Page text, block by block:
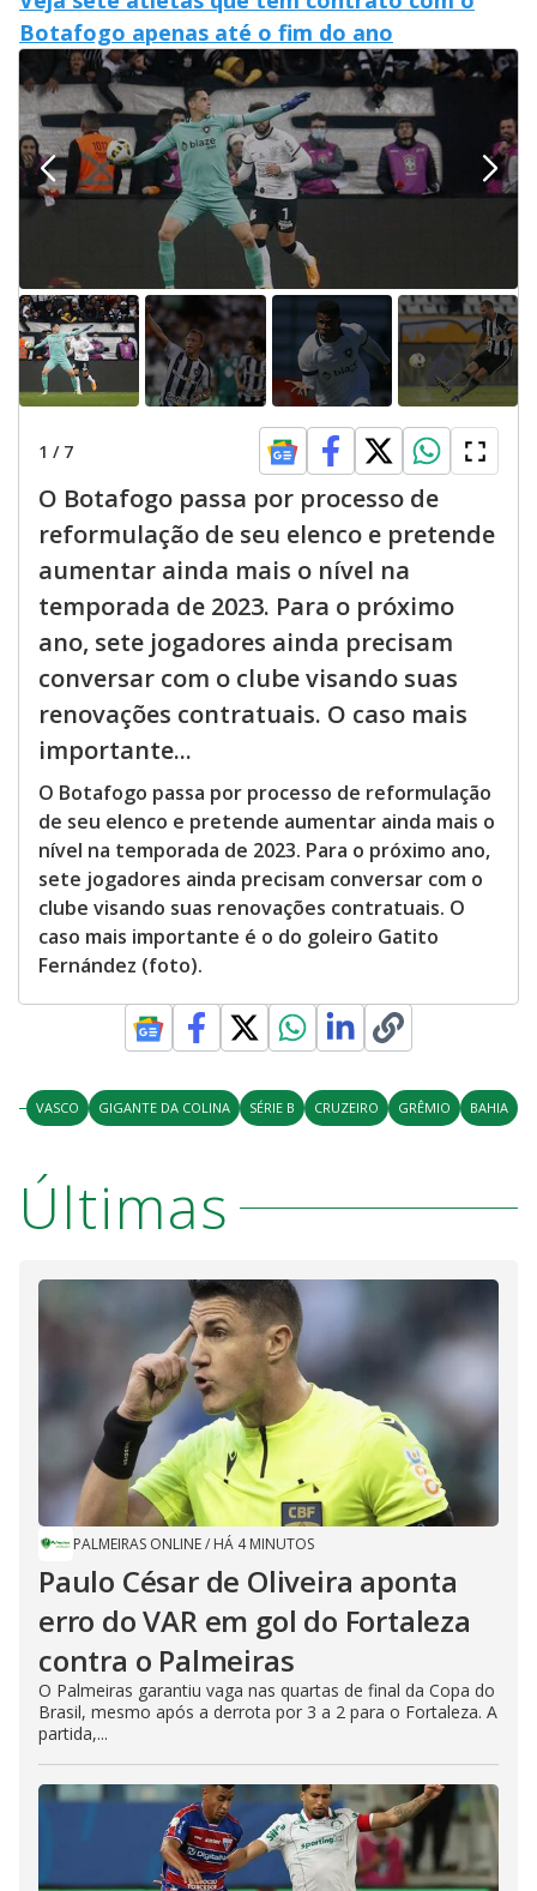
Botafogo apenas até o fim do ano
1 / 7
O Botafogo passa por processo de
reformulação de seu elenco e pretende
aumentar ainda mais o nível na
temporada de 2023. Para o próximo
ano, sete jogadores ainda precisam
conversar com o clube visando suas
renovações contratuais. O caso mais
importante...
O Botafogo passa por processo de reformulação
de seu elenco e pretende aumentar ainda mais o
nível na temporada de 2023. Para o próximo ano,
sete jogadores ainda precisam conversar com o
clube visando suas renovações contratuais. O
caso mais importante é o do goleiro Gatito
Fernández (foto).
VASCO GIGANTE DA COLINA SÉRIE B CRUZEIRO GRÊMIO BAHIA
Últimas
PALMEIRAS ONLINE/ HÁ 4 MINUTOS
Paulo César de Oliveira aponta
erro do VAR em gol do Fortaleza
contra o Palmeiras
O Palmeiras garantiu vaga nas quartas de final da Copa do
Brasil, mesmo após a derrota por 3 a 2 para o Fortaleza. A
partida,...